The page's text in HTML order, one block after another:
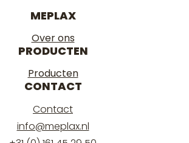
MEPLAX
Over ons
PRODUCTEN
Producten
CONTACT
Contact
info@meplax.nl